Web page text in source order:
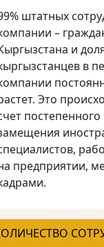
штатных
–
и
в
Это
постепенного
предприятии,